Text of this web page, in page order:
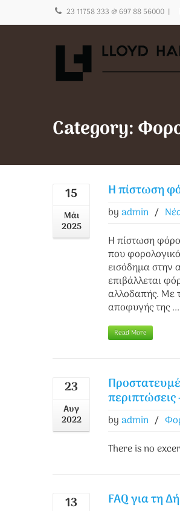
23 11758 333 & 697 88 56000 |
Category:
15
Μάι
2025
Η πίστωση
byadmin /
Η πίστωση
που
εισόδημα στην
επιβάλλεται
αλλοδαπής. Με
αποφυγής της ...
Read More
23
Αυγ
2022 byadmin /
There is no
13 FAQ για τη